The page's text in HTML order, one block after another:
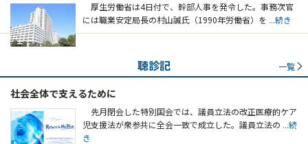
厚生労働省は4日付で、幹部人事を発令した。事務次官
には職業安定局長の村山誠氏（1990年労働省）を ...続き
聴診記 一覧
社会全体で支えるために
先月閉会した特別国会では、議員立法の改正医療的ケア
児支援法が衆参共に全会一致で成立した。議員立法の ...続
き